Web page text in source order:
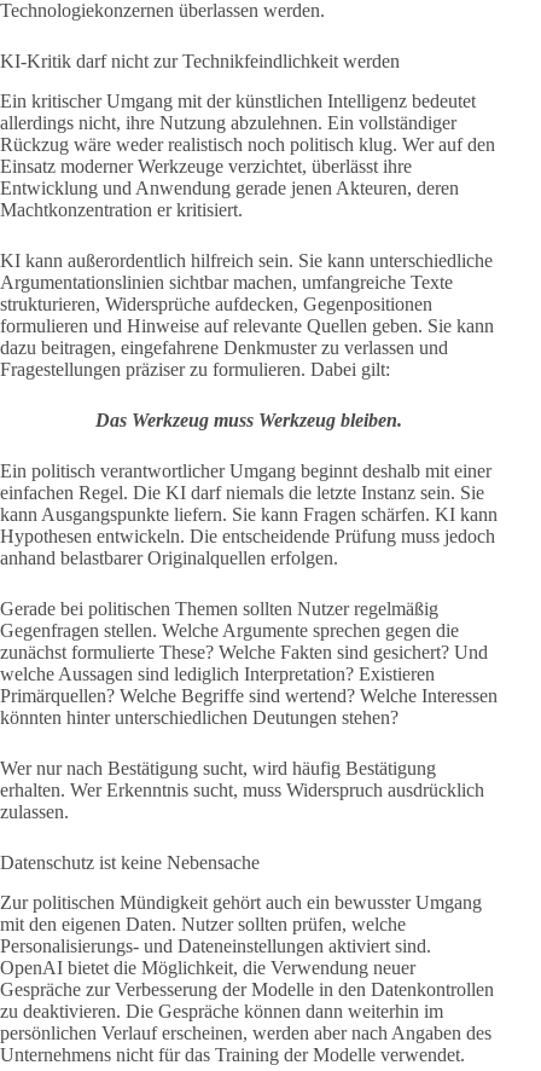
Technologiekonzernen überlassen werden.
KI-Kritik darf nicht zur Technikfeindlichkeit werden
Ein kritischer Umgang mit der künstlichen Intelligenz bedeutet
allerdings nicht, ihre Nutzung abzulehnen. Ein vollständiger
Rückzug wäre weder realistisch noch politisch klug. Wer auf den
Einsatz moderner Werkzeuge verzichtet, überlässt ihre
Entwicklung und Anwendung gerade jenen Akteuren, deren
Machtkonzentration er kritisiert.
KI kann außerordentlich hilfreich sein. Sie kann unterschiedliche
Argumentationslinien sichtbar machen, umfangreiche Texte
strukturieren, Widersprüche aufdecken, Gegenpositionen
formulieren und Hinweise auf relevante Quellen geben. Sie kann
dazu beitragen, eingefahrene Denkmuster zu verlassen und
Fragestellungen präziser zu formulieren. Dabei gilt:
Das Werkzeug muss Werkzeug bleiben.
Ein politisch verantwortlicher Umgang beginnt deshalb mit einer
einfachen Regel. Die KI darf niemals die letzte Instanz sein. Sie
kann Ausgangspunkte liefern. Sie kann Fragen schärfen. KI kann
Hypothesen entwickeln. Die entscheidende Prüfung muss jedoch
anhand belastbarer Originalquellen erfolgen.
Gerade bei politischen Themen sollten Nutzer regelmäßig
Gegenfragen stellen. Welche Argumente sprechen gegen die
zunächst formulierte These? Welche Fakten sind gesichert? Und
welche Aussagen sind lediglich Interpretation? Existieren
Primärquellen? Welche Begriffe sind wertend? Welche Interessen
könnten hinter unterschiedlichen Deutungen stehen?
Wer nur nach Bestätigung sucht, wird häufig Bestätigung
erhalten. Wer Erkenntnis sucht, muss Widerspruch ausdrücklich
zulassen.
Datenschutz ist keine Nebensache
Zur politischen Mündigkeit gehört auch ein bewusster Umgang
mit den eigenen Daten. Nutzer sollten prüfen, welche
Personalisierungs- und Dateneinstellungen aktiviert sind.
OpenAI bietet die Möglichkeit, die Verwendung neuer
Gespräche zur Verbesserung der Modelle in den Datenkontrollen
zu deaktivieren. Die Gespräche können dann weiterhin im
persönlichen Verlauf erscheinen, werden aber nach Angaben des
Unternehmens nicht für das Training der Modelle verwendet.